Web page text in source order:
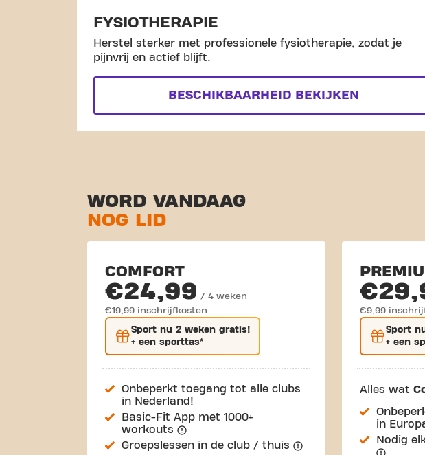
FYSIOTHERAPIE
Herstel sterker met professionele fysiotherapie, zodat je
pijnvrij en actief blijft.
BESCHIKBAARHEID BEKIJKEN
WORD VANDAAG
NOG LID
COMFORT
€24,99 / 4 weken
€19,99 inschrijfkosten
Sport nu 2 weken gratis!
+ een sporttas*
Onbeperkt toegang tot alle clubs
in Nederland!
Basic-Fit App met 1000+
workouts
Groepslessen in de club / thuis
€9,99
Sport
+ een
Alles wat
in
Nodig